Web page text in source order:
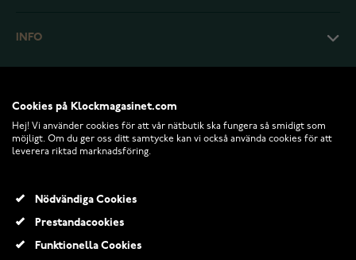
INFO
Cookies på Klockmagasinet.com
Hej! Vi använder cookies för att vår nätbutik ska fungera så smidigt som
möjligt. Om du ger oss ditt samtycke kan vi också använda cookies för att
leverera riktad marknadsföring.
Nödvändiga Cookies
Prestandacookies
Funktionella Cookies